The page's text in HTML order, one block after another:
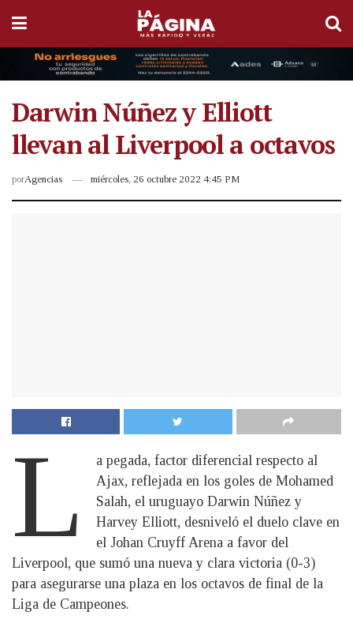
Darwin Núñez y Elliott
llevan al Liverpool a octavos
porAgencias miércoles, 26 octubre 2022 4:45 PM
L
a pegada, factor diferencial respecto al
Ajax, reflejada en los goles de Mohamed
Salah, el uruguayo Darwin Núñez y
Harvey Elliott, desniveló el duelo clave en
el Johan Cruyff Arena a favor del
Liverpool, que sumó una nueva y clara victoria (0-3)
para asegurarse una plaza en los octavos de final de la
Liga de Campeones.